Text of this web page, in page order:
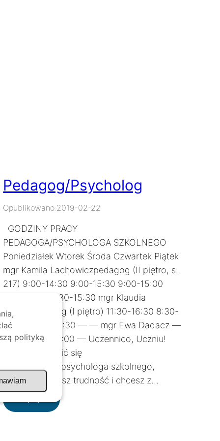
Pedagog/Psycholog
Opublikowano:2019-02-22
GODZINY PRACY
PEDAGOGA/PSYCHOLOGA SZKOLNEGO
Poniedziałek Wtorek Środa Czwartek Piątek
mgr Kamila Lachowiczpedagog (II piętro, s.
217) 9:00-14:30 9:00-15:30 9:00-15:00
8:00-13:00 9:30-15:30 mgr Klaudia
Tyluspsycholog (I piętro) 11:30-16:30 8:30-
12:00 11:30-15:30 — — mgr Ewa Dadacz —
— — 12:00-16:00 — Uczennico, Uczniu!
Możesz zwrócić się
do pedagoga/psychologa szkolnego,
gdy m.in: – masz trudność i chcesz z…
Pedagog/Psycholog
polityką